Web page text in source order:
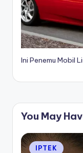
Ini Penemu Mobil
You May
Posted
IPTEK